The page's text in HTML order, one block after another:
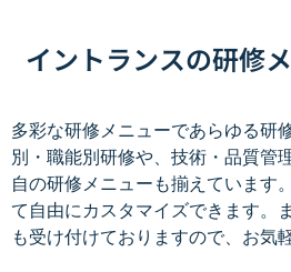
イントランスの研修
多彩な研修メニューであらゆる研
別・職能別研修や、技術・品質管
自の研修メニューも揃えています
て自由にカスタマイズできます。
も受け付けておりますので、お気